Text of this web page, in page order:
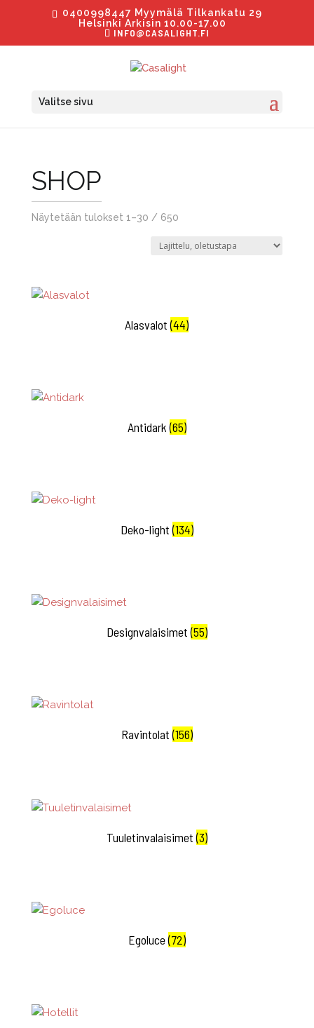
0400998447 Myymälä Tilkankatu 29
Helsinki Arkisin 10.00-17.00
INFO@CASALIGHT.FI
Valitse sivu
SHOP
Näytetään tulokset 1–30 / 650
Alasvalot(44)
Antidark(65)
Deko-light(134)
Designvalaisimet(55)
Ravintolat(156)
Tuuletinvalaisimet(3)
Egoluce(72)